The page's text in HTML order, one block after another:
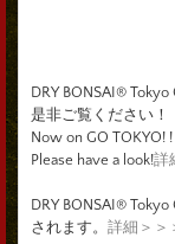
DRY BONSAI®
是非ご覧ください！
Now on GO TOKYO! !
Please have a look!詳
DRY BONSAI®
されます。 詳細＞＞